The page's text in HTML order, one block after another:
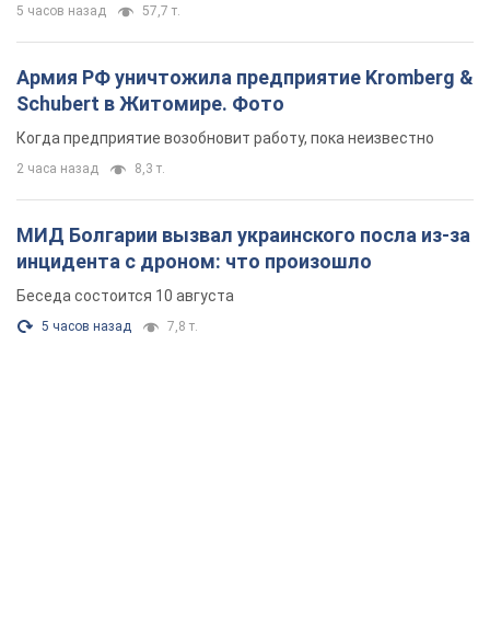
Беседа состоится 10 августа
5 часов назад 7,8 т.